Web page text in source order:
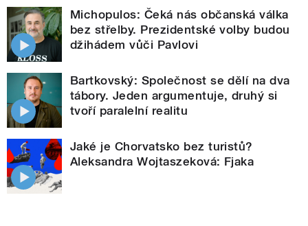
Michopulos: Čeká nás občanská válka
bez střelby. Prezidentské volby budou
džihádem vůči Pavlovi
Bartkovský: Společnost se dělí na dva
tábory. Jeden argumentuje, druhý si
tvoří paralelní realitu
Jaké je Chorvatsko bez turistů?
Aleksandra Wojtaszeková: Fjaka